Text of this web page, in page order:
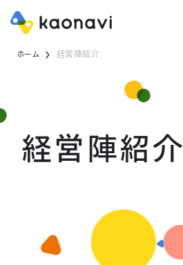
ホーム 経営陣紹介
経営陣紹介